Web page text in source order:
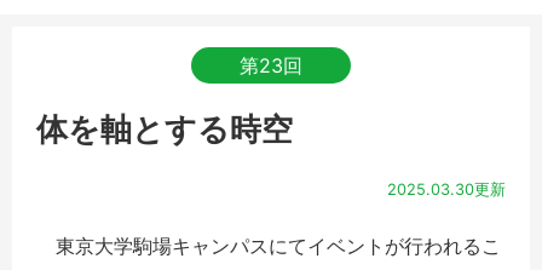
第23回
体を軸とする時空
2025.03.30更新
東京大学駒場キャンパスにてイベントが行われるこ